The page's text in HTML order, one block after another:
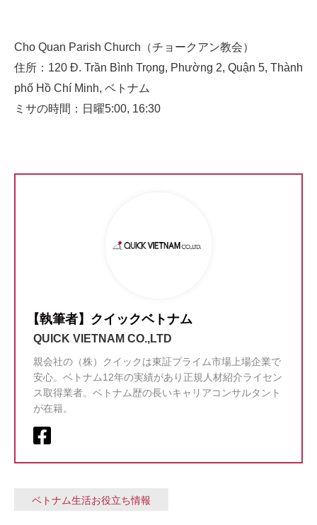
Cho Quan Parish Church（チョークアン教会）
住所：120 Đ. Trần Bình Trọng, Phường 2, Quận 5, Thành
phố Hồ Chí Minh, ベトナム
ミサの時間：日曜5:00, 16:30
【執筆者】クイックベトナム
QUICK VIETNAM CO.,LTD
親会社の（株）クイックは東証プライム市場上場企業で
安心。ベトナム12年の実績があり正規人材紹介ライセン
ス取得業者。ベトナム歴の長いキャリアコンサルタント
が在籍。
ベトナム生活お役立ち情報